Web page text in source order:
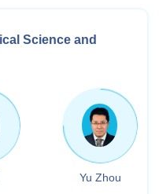
Science and
Yu Zhou